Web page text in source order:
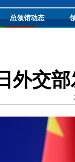
总领馆动态
外交